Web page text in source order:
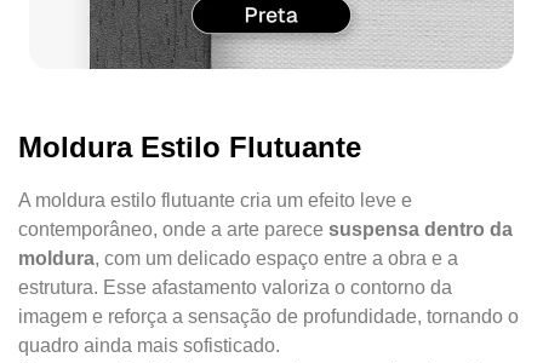
Moldura Estilo Flutuante
A moldura estilo flutuante cria um efeito leve e
contemporâneo, onde a arte parece suspensa dentro da
moldura, com um delicado espaço entre a obra e a
estrutura. Esse afastamento valoriza o contorno da
imagem e reforça a sensação de profundidade, tornando o
quadro ainda mais sofisticado.